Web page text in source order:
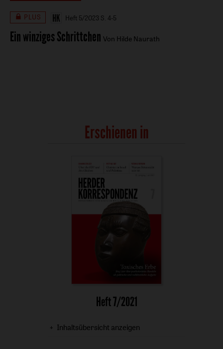
PLUS Heft 5/2023 S. 4-5
Ein winziges Schrittchen Von Hilde Naurath
Erschienen in
Heft 7/2021
Inhaltsübersicht anzeigen